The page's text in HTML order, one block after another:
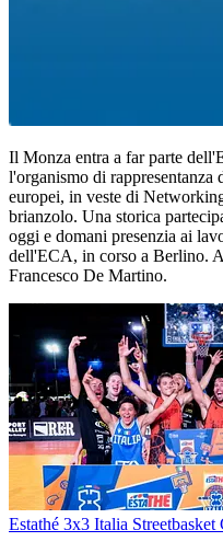
Il Monza entra a far parte
l'organismo di
europei, in veste di
brianzolo. Una storica
oggi e domani presenzia ai
dell'ECA, in corso a Berlino.
Francesco De Martino.
Estathé 3x3 Italia Streetbasket